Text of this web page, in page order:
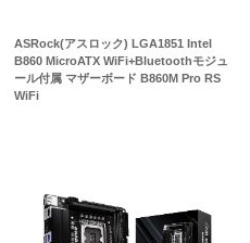
ASRock(アスロック) LGA1851 Intel
B860 MicroATX WiFi+Bluetoothモジュ
ール付属 マザーボード B860M Pro RS
WiFi